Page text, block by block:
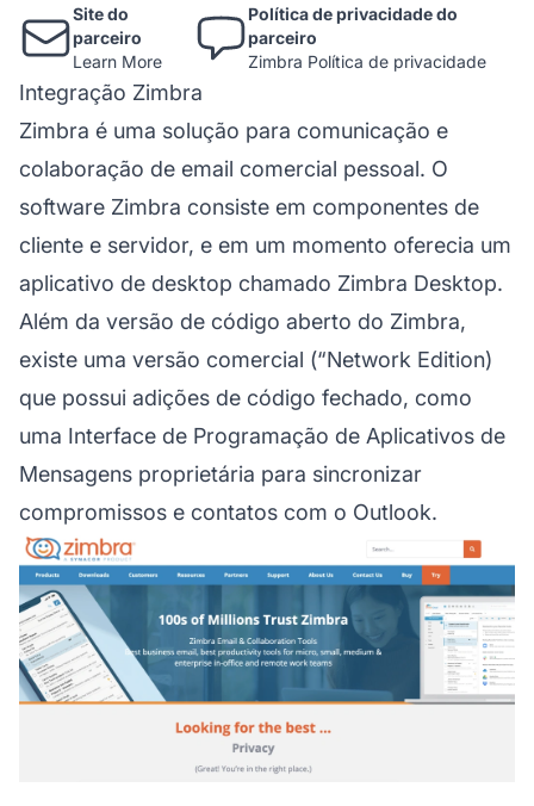
Site do
parceiro
Learn More
Política de privacidade do
parceiro
Zimbra Política de privacidade
Integração Zimbra
Zimbra é uma solução para comunicação e
colaboração de email comercial pessoal. O
software Zimbra consiste em componentes de
cliente e servidor, e em um momento oferecia um
aplicativo de desktop chamado Zimbra Desktop.
Além da versão de código aberto do Zimbra,
existe uma versão comercial (“Network Edition)
que possui adições de código fechado, como
uma Interface de Programação de Aplicativos de
Mensagens proprietária para sincronizar
compromissos e contatos com o Outlook.